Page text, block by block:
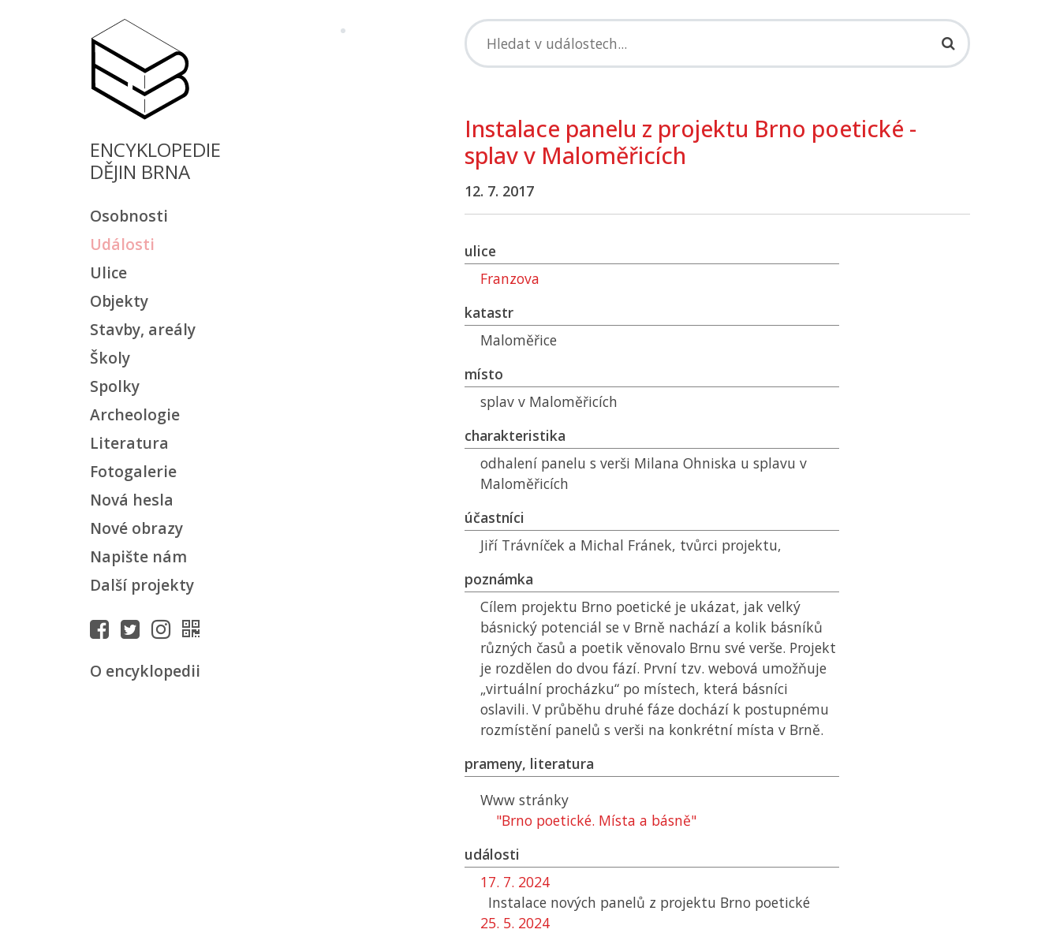
ENCYKLOPEDIE
DĚJIN BRNA
Osobnosti
Události
Ulice
Objekty
Stavby, areály
Školy
Spolky
Archeologie
Literatura
Fotogalerie
Nová hesla
Nové obrazy
Napište nám
Další projekty
O encyklopedii
Instalace panelu z projektu Brno poetické -
splav v Maloměřicích
12. 7. 2017
ulice
Franzova
katastr
Maloměřice
místo
splav v Maloměřicích
charakteristika
odhalení panelu s verši Milana Ohniska u splavu v
Maloměřicích
účastníci
Jiří Trávníček a Michal Fránek, tvůrci projektu,
poznámka
Cílem projektu Brno poetické je ukázat, jak velký
básnický potenciál se v Brně nachází a kolik básníků
různých časů a poetik věnovalo Brnu své verše. Projekt
je rozdělen do dvou fází. První tzv. webová umožňuje
„virtuální procházku“ po místech, která básníci
oslavili. V průběhu druhé fáze dochází k postupnému
rozmístění panelů s verši na konkrétní místa v Brně.
prameny, literatura
Www stránky
"Brno poetické. Místa a básně"
události
17. 7. 2024
Instalace nových panelů z projektu Brno poetické
25. 5. 2024